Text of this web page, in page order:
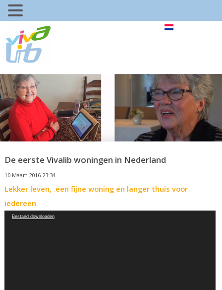
De eerste Vivalib woningen in Nederland
10 Maart 2016 23:34
Lekker leven, een fijne woning en langer thuis voor
iedereen
Videospeler
Bestand downloaden